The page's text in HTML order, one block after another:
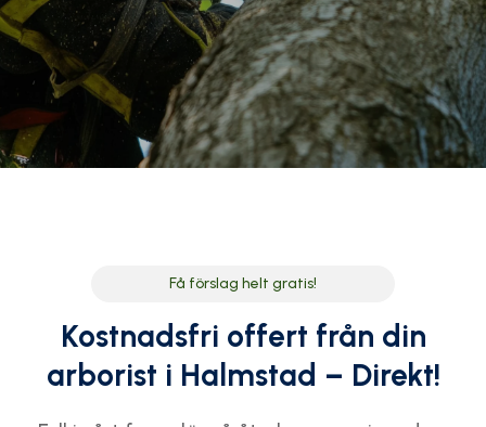
Få förslag helt gratis!
Kostnadsfri offert från din
arborist i Halmstad – Direkt!